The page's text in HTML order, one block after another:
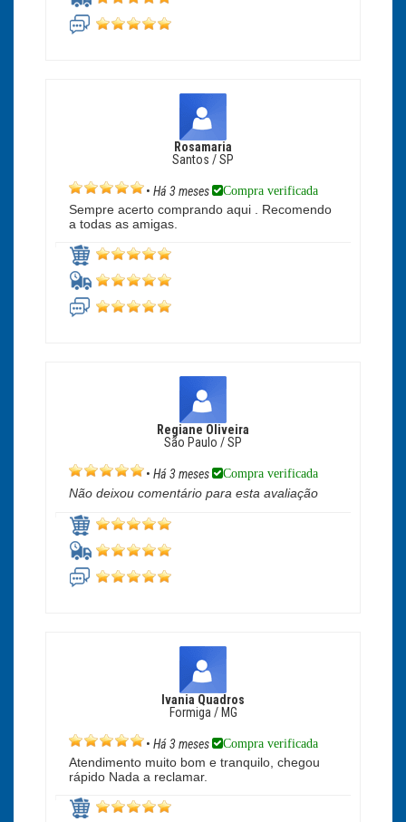
Rosamaria
Santos / SP
• Há 3 meses Compra verificada
Sempre acerto comprando aqui . Recomendo
a todas as amigas.
Regiane Oliveira
São Paulo / SP
• Há 3 meses Compra verificada
Não deixou comentário para esta avaliação
Ivania Quadros
Formiga / MG
• Há 3 meses Compra verificada
Atendimento muito bom e tranquilo, chegou
rápido Nada a reclamar.